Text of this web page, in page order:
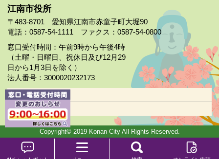
江南市役所
〒483-8701 愛知県江南市赤童子町大堀90
電話：0587-54-1111 ファクス：0587-54-0800
窓口受付時間：午前9時から午後4時
（土曜・日曜日、祝休日及び12月29
日から1月3日を除く）
法人番号：3000020232173
市役所案内
日曜市役所
Copyright© 2019 Konan City All Rights Reserved.